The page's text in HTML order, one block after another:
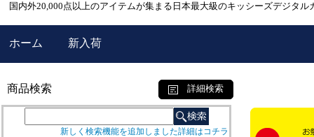
国内外20,000点以上のアイテムが集まる日本最大級のキッシーズデジタル
ホーム 新入荷
商品検索 詳細検索
新しく検索機能を追加しました詳細はコチラ